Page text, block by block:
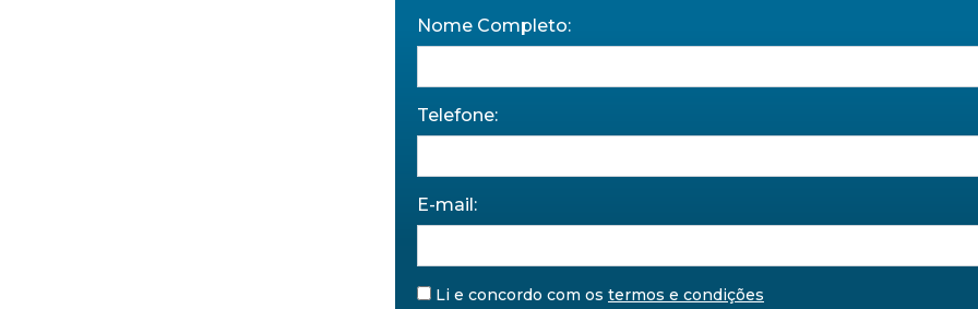
Nome Completo:
Telefone:
E-mail:
Li e concordo com os termos e condições